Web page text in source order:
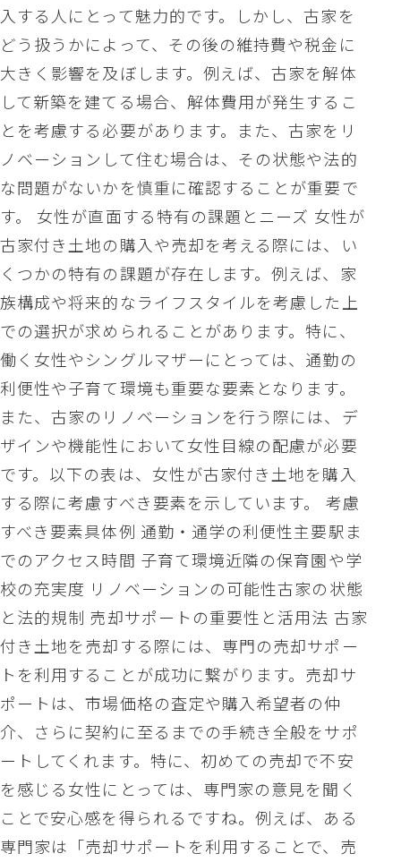
入する人にとって魅力的です。しかし、古家を
どう扱うかによって、その後の維持費や税金に
大きく影響を及ぼします。例えば、古家を解体
して新築を建てる場合、解体費用が発生するこ
とを考慮する必要があります。また、古家をリ
ノベーションして住む場合は、その状態や法的
な問題がないかを慎重に確認することが重要で
す。 女性が直面する特有の課題とニーズ 女性が
古家付き土地の購入や売却を考える際には、い
くつかの特有の課題が存在します。例えば、家
族構成や将来的なライフスタイルを考慮した上
での選択が求められることがあります。特に、
働く女性やシングルマザーにとっては、通勤の
利便性や子育て環境も重要な要素となります。
また、古家のリノベーションを行う際には、デ
ザインや機能性において女性目線の配慮が必要
です。以下の表は、女性が古家付き土地を購入
する際に考慮すべき要素を示しています。 考慮
すべき要素具体例 通勤・通学の利便性主要駅ま
でのアクセス時間 子育て環境近隣の保育園や学
校の充実度 リノベーションの可能性古家の状態
と法的規制 売却サポートの重要性と活用法 古家
付き土地を売却する際には、専門の売却サポー
トを利用することが成功に繋がります。売却サ
ポートは、市場価格の査定や購入希望者の仲
介、さらに契約に至るまでの手続き全般をサポ
ートしてくれます。特に、初めての売却で不安
を感じる女性にとっては、専門家の意見を聞く
ことで安心感を得られるですね。例えば、ある
専門家は「売却サポートを利用することで、売